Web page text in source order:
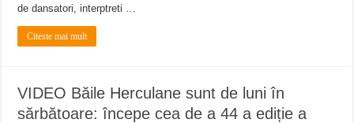
de dansatori, interptreti …
Citeste mai mult
VIDEO Băile Herculane sunt de luni în
sărbătoare: începe cea de a 44 a ediție a